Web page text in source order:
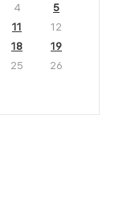
4
5
11
12
18
19
25
26